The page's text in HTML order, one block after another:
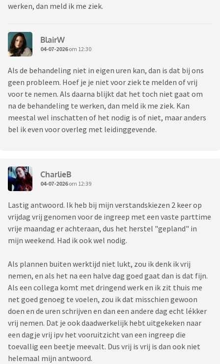
werken, dan meld ik me ziek.
BlairW
04-07-2026om 12:30
Als de behandeling niet in eigen uren kan, dan is dat bij ons
geen probleem. Hoef je je niet voor ziek te melden of vrij
voor te nemen. Als daarna blijkt dat het toch niet gaat om
na de behandeling te werken, dan meld ik me ziek. Kan
meestal wel inschatten of het nodig is of niet, maar anders
bel ik even voor overleg met leidinggevende.
CharlieB
04-07-2026om 12:39
Lastig antwoord. Ik heb bij mijn verstandskiezen 2 keer op
vrijdag vrij genomen voor de ingreep met een vaste parttime
vrije maandag er achteraan, dus het herstel "gepland" in
mijn weekend. Had ik ook wel nodig.
Als plannen buiten werktijd niet lukt, zou ik denk ik vrij
nemen, en als het na een halve dag goed gaat dan is dat fijn.
Als een collega komt met dringend werk en ik zit thuis me
net goed genoeg te voelen, zou ik dat misschien gewoon
doen en de uren schrijven en dan een andere dag echt lékker
vrij nemen. Dat je ook daadwerkelijk hebt uitgekeken naar
een dagje vrij ipv het vooruitzicht van een ingreep die
toevallig een beetje meevalt. Dus vrij is vrij is dan ook niet
helemaal mijn antwoord.